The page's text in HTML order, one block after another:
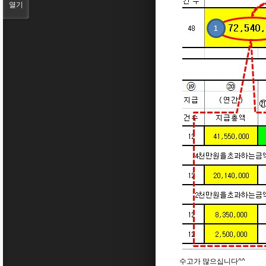
수고가 많으십니다^^
열기